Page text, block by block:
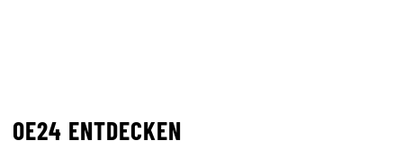
OE24 ENTDECKEN